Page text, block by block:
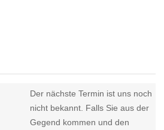
Der nächste Termin ist uns noch
nicht bekannt. Falls Sie aus der
Gegend kommen und den